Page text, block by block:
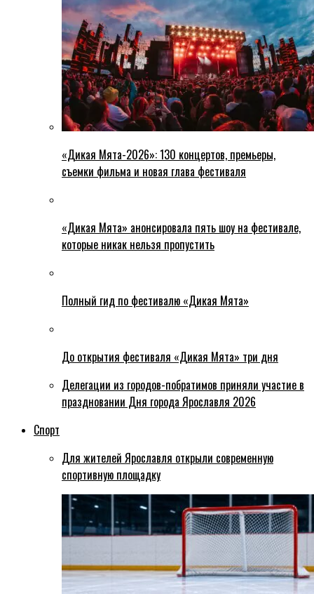
«Дикая Мята-2026»: 130 концертов, премьеры,
съемки фильма и новая глава фестиваля
«Дикая Мята» анонсировала пять шоу на фестивале,
которые никак нельзя пропустить
Полный гид по фестивалю «Дикая Мята»
До открытия фестиваля «Дикая Мята» три дня
Делегации из городов-побратимов приняли участие в
праздновании Дня города Ярославля 2026
Спорт
Для жителей Ярославля открыли современную
спортивную площадку